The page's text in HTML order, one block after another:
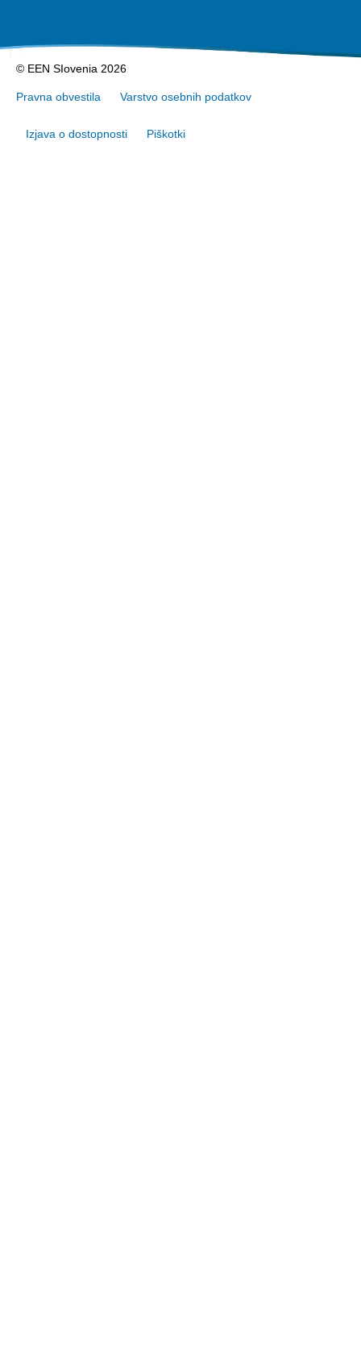
© EEN SIovenia 2026
Pravna obvestila Varstvo osebnih podatkov
Izjava o dostopnosti Piškotki